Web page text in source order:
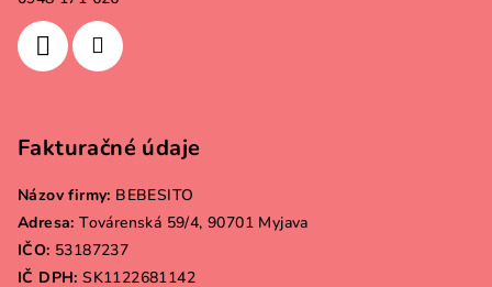
Fakturačné údaje
Názov firmy: BEBESITO
Adresa: Továrenská 59/4, 90701 Myjava
IČO: 53187237
IČ DPH: SK1122681142